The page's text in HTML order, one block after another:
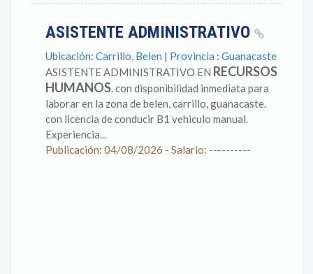
ASISTENTE ADMINISTRATIVO
Ubicación: Carrillo, Belen | Provincia : Guanacaste
ASISTENTE ADMINISTRATIVO EN RECURSOS
HUMANOS. con disponibilidad inmediata para
laborar en la zona de belen, carrillo, guanacaste.
con licencia de conducir B1 vehiculo manual.
Experiencia...
Publicación: 04/08/2026 - Salario: ----------